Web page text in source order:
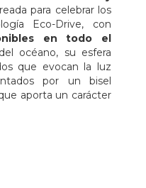
para celebrar los
Eco-Drive, con
en todo el
océano, su esfera
que evocan la luz
por un bisel
aporta un carácter
40,6 mm alberga el
hasta 6 meses con
fuente de luz,
El cristal de
la esfera, mientras
garantizan una